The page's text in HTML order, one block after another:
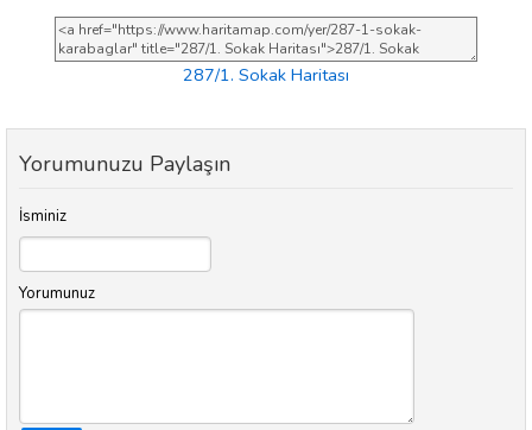
287/1. Sokak Haritası
Yorumunuzu Paylaşın
İsminiz
Yorumunuz